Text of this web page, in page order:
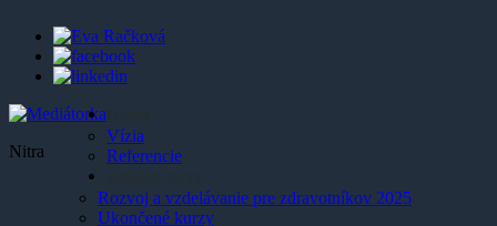
Nitra
Vízia
Referencie
Rozvoj a vzdelávanie pre zdravotníkov 2025
Ukončené kurzy